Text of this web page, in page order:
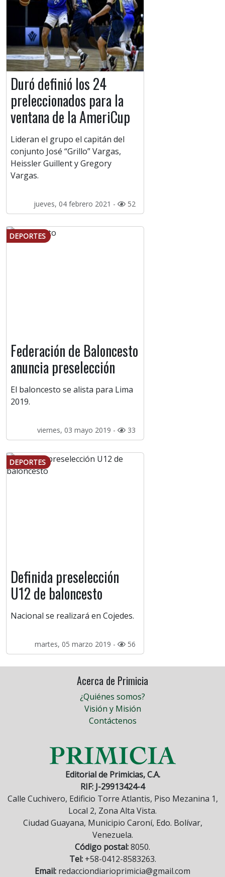
Duró definió los 24
preleccionados para la
ventana de la AmeriCup
Lideran el grupo el capitán del
conjunto José “Grillo” Vargas,
Heissler Guillent y Gregory
Vargas.
jueves, 04 febrero 2021 - 52
DEPORTES
Federación de Baloncesto
anuncia preselección
El baloncesto se alista para Lima
2019.
viernes, 03 mayo 2019 - 33
DEPORTES
Definida preselección
U12 de baloncesto
Nacional se realizará en Cojedes.
martes, 05 marzo 2019 - 56
Acerca de Primicia
¿Quiénes somos?
Visión y Misión
Contáctenos
Editorial de Primicias, C.A.
RIF: J-29913424-4
Calle Cuchivero, Edificio Torre Atlantis, Piso Mezanina 1,
Local 2, Zona Alta Vista.
Ciudad Guayana, Municipio Caroní, Edo. Bolívar,
Venezuela.
Código postal:8050.
Tel:+58-0412-8583263.
Email: redacciondiarioprimicia@gmail.com